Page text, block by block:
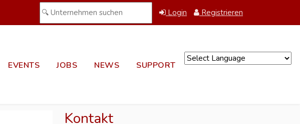
Login Registrieren
EVENTS JOBS NEWS SUPPORT
Kontakt